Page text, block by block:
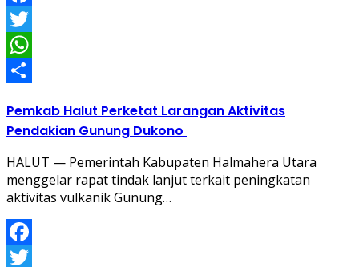
Facebook
Twitter
WhatsApp
Pemkab Halut Perketat Larangan Aktivitas
Pendakian Gunung Dukono
HALUT — Pemerintah Kabupaten Halmahera Utara
menggelar rapat tindak lanjut terkait peningkatan
aktivitas vulkanik Gunung…
Facebook